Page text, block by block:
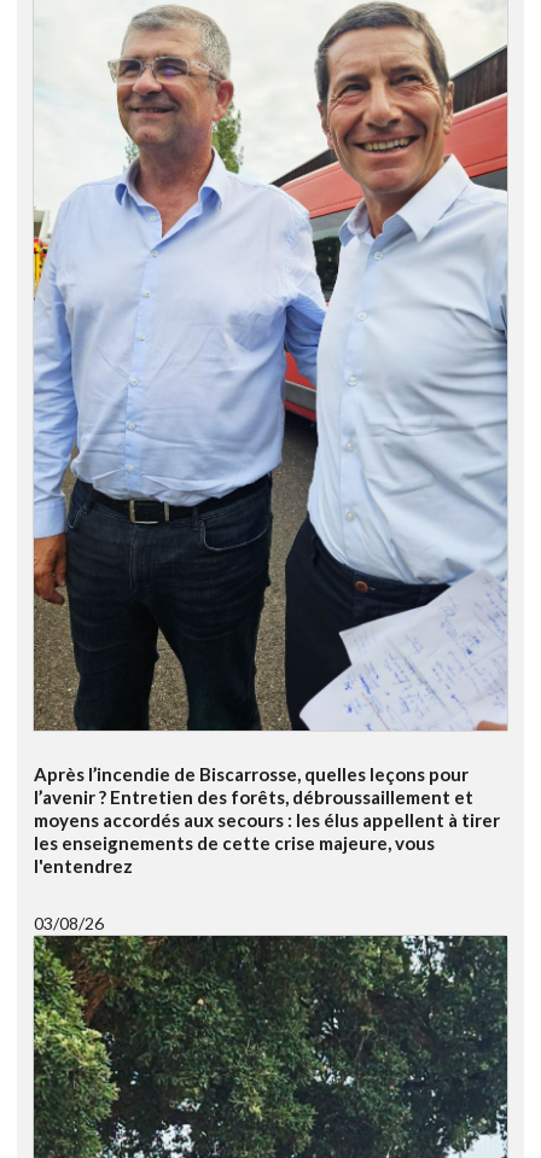
Après l’incendie de Biscarrosse, quelles leçons pour
l’avenir ? Entretien des forêts, débroussaillement et
moyens accordés aux secours : les élus appellent à tirer
les enseignements de cette crise majeure, vous
l'entendrez
03/08/26